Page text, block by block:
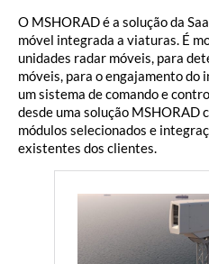
O MSHORAD é a solução da
móvel integrada a viaturas. É
unidades radar móveis, para
móveis, para o engajamento do
um sistema de comando e
desde uma solução MSHORAD
módulos selecionados e
existentes dos clientes.